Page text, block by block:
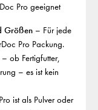
Pro geeignet
Größen– Für jede
Pro Packung.
ob Fertigfutter,
– es ist kein
ist als Pulver oder